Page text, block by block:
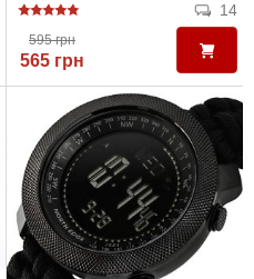
14
595 грн
565 грн